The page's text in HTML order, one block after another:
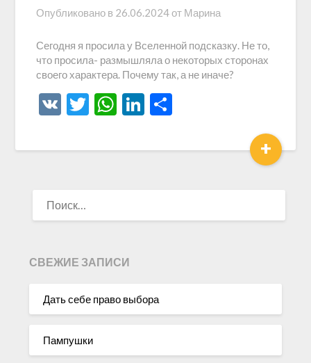
Опубликовано в 26.06.2024от Марина
Сегодня я просила у Вселенной подсказку. Не то,
что просила- размышляла о некоторых сторонах
своего характера. Почему так, а не иначе?
VK Twitter
WhatsApp
LinkedIn
+
СВЕЖИЕ ЗАПИСИ
Дать себе право выбора
Пампушки